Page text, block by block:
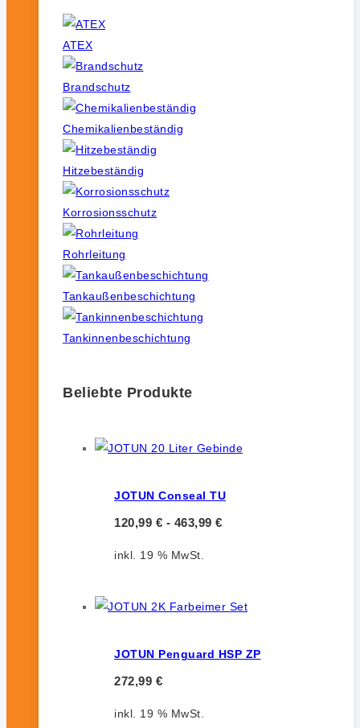
ATEX
Brandschutz
Chemikalienbeständig
Hitzebeständig
Korrosionsschutz
Rohrleitung
Tankaußenbeschichtung
Tankinnenbeschichtung
Beliebte Produkte
JOTUN Conseal TU
120,99 € - 463,99 €
inkl. 19 % MwSt.
JOTUN Penguard HSP ZP
272,99 €
inkl. 19 % MwSt.